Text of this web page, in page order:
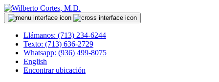
Llámanos: (713) 234-6244
Texto: (713) 636-2729
Whatsapp: (936) 499-8075
English
Encontrar ubicación